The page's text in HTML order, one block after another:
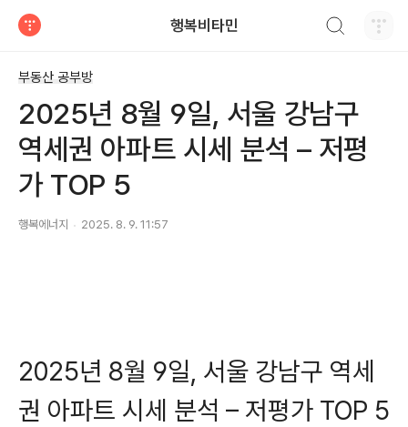
행복비타민
부동산 공부방
2025년 8월 9일, 서울 강남구
역세권 아파트 시세 분석 – 저평
가 TOP 5
행복에너지 2025. 8. 9. 11:57
2025년 8월 9일, 서울 강남구 역세
권 아파트 시세 분석 – 저평가 TOP 5